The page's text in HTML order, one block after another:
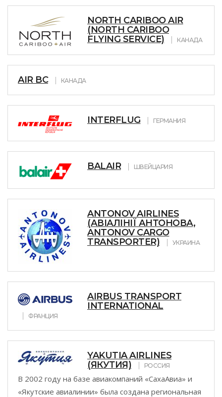
NORTH CARIBOO AIR
(NORTH CARIBOO
FLYING SERVICE)
КАНАДА
AIR BC КАНАДА
INTERFLUG ГЕРМАНИЯ
BALAIR ШВЕЙЦАРИЯ
ANTONOV AIRLINES
(АВІАЛІНІЇ АНТОНОВА,
ANTONOV CARGO
TRANSPORTER)
УКРАИНА
AIRBUS TRANSPORT
INTERNATIONAL
ФРАНЦИЯ
YAKUTIA AIRLINES
(ЯКУТИЯ)
РОССИЯ
В 2002 году на базе авиакомпаний «СахаАвиа» и
«Якутские авиалинии» была создана региональная